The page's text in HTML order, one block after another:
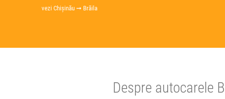
vezi Chișinău ➞ Brăila
Despre autocarele